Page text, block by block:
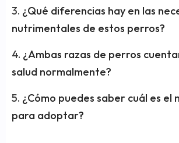
¿Qué diferencias hay en las
nutrimentales de estos perros?
¿Ambas razas de perros
salud normalmente?
¿Cómo puedes saber cuál es el
para adoptar?